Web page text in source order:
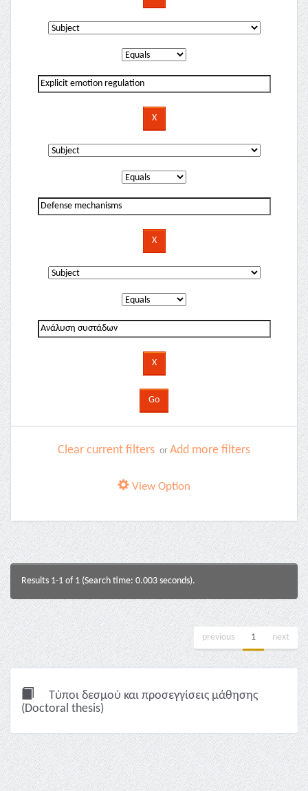
Clear current filters or Add more filters
View Option
Results 1-1 of 1 (Search time: 0.003 seconds).
previous 1 next
Τύποι δεσμού και προσεγγίσεις μάθησης
(Doctoral thesis)